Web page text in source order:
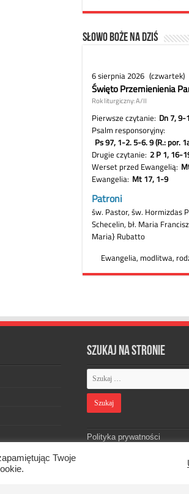
Słowo Boże na dziś
Szukaj na stronie
Polityka prywatności
Twoje